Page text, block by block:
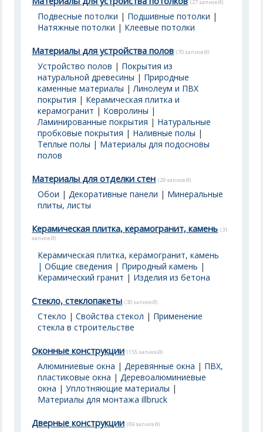
(27 записей)
Подвесные потолки | Подшивные потолки |
Натяжные потолки | Клеевые потолки
Материалы для устройства полов (70 записей)
Устройство полов | Покрытия из
натуральной древесины | Природные
каменные материалы |Линолеум и ПВХ
покрытия | Керамическая плитка и
керамогранит | Ковролины |
Ламинированные покрытия | Натуральные
пробковые покрытия | Наливные полы |
Теплые полы | Материалы для подосновы
полов
Материалы для отделки стен (29 записей)
Обои |Декоративные панели | Минеральные
плиты, листы
Керамическая плитка, керамогранит, камень (31
записей)
Керамическая плитка, керамогранит, камень
| Общие сведения | Природный камень |
Керамический гранит | Изделия из бетона
Стекло, стеклопакеты (30 записей)
Стекло |Свойства стекол | Применение
стекла в строительстве
Оконные конструкции (155 записей)
Алюминиевые окна |Деревянные окна | ПВХ,
пластиковые окна |Деревоалюминиевые
окна |Уплотняющие материалы |
Материалы для монтажа illbruck
Дверные конструкции (89 записей)